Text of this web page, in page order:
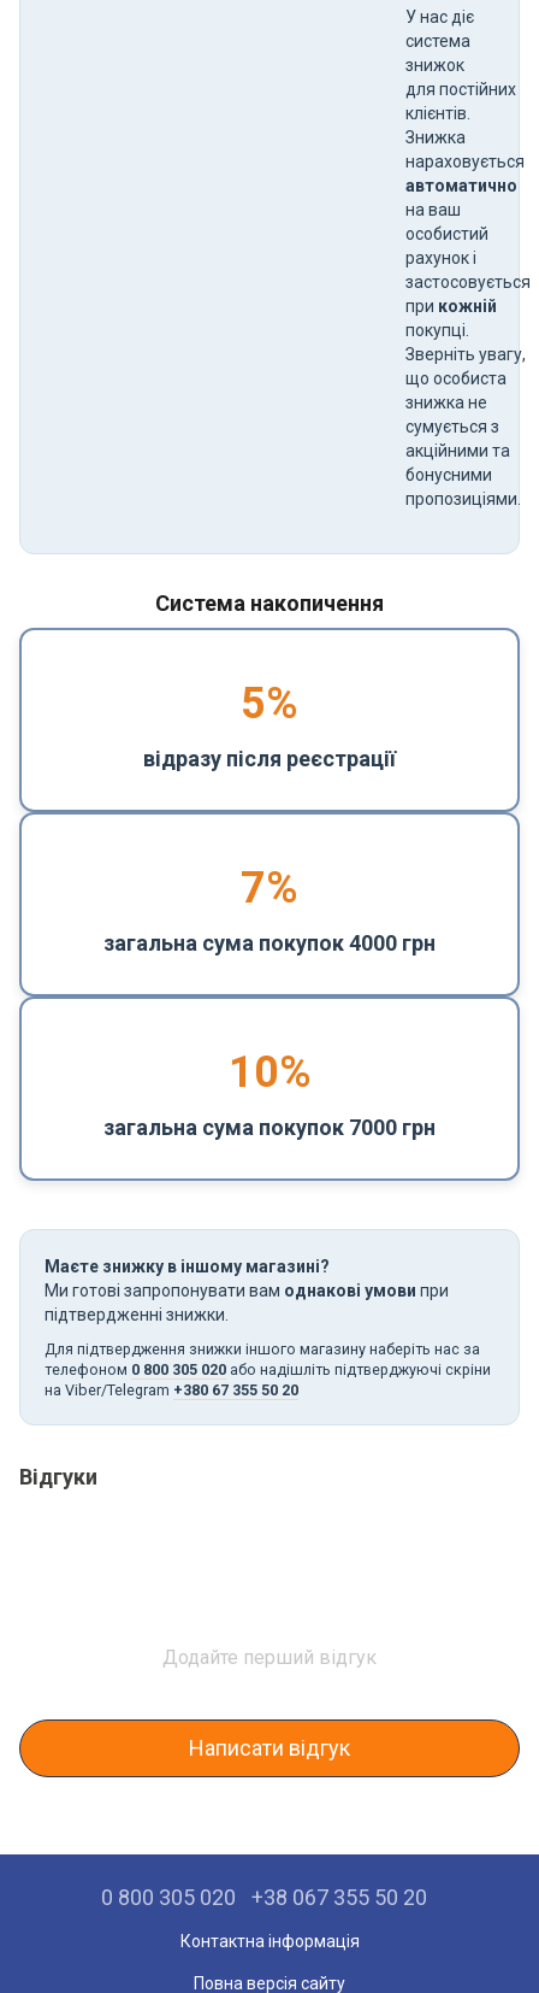
У нас діє
система
знижок
для постійних
клієнтів.
Знижка
нараховується
автоматично
на ваш
особистий
рахунок і
застосовується
при кожній
покупці.
Зверніть увагу,
що особиста
знижка не
сумується з
акційними та
бонусними
пропозиціями.
Система накопичення
5%
відразу після реєстрації
7%
загальна сума покупок 4000 грн
10%
загальна сума покупок 7000 грн
Маєте знижку в іншому магазині?
Ми готові запропонувати вам однакові умови при
підтвердженні знижки.
Для підтвердження знижки іншого магазину наберіть нас за
телефоном 0 800 305 020 або надішліть підтверджуючі скріни
на Viber/Telegram +380 67 355 50 20
Відгуки
Додайте перший відгук
Написати відгук
0 800 305 020 +38 067 355 50 20
Контактна інформація
Повна версія сайту